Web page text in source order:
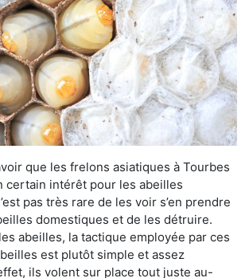
que les frelons asiatiques à Tourbes
certain intérêt pour les abeilles
pas très rare de les voir s’en prendre
domestiques et de les détruire.
abeilles, la tactique employée par ces
est plutôt simple et assez
ils volent sur place tout juste au-